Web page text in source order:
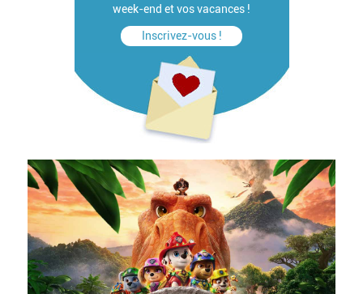
week-end et vos vacances !
Inscrivez-vous !